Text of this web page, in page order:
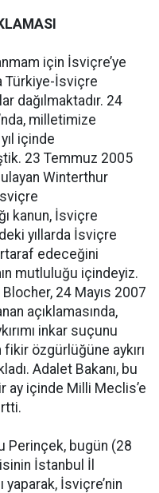
için İsviçre’ye
Türkiye-İsviçre
dağılmaktadır. 24
milletimize
içinde
23 Temmuz 2005
Winterthur
kanun, İsviçre
yıllarda İsviçre
edeceğini
mutluluğu içindeyiz.
24 Mayıs 2007
açıklamasında,
inkar suçunu
fikir özgürlüğüne aykırı
Adalet Bakanı, bu
ay içinde Milli Meclis’e
Perinçek, bugün (28
İstanbul İl
yaparak, İsviçre’nin